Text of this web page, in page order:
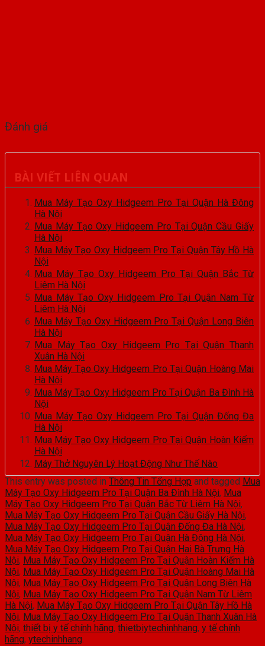
Đánh giá
BÀI VIẾT LIÊN QUAN
Mua Máy Tạo Oxy Hidgeem Pro Tại Quận Hà Đông
Hà Nội
Mua Máy Tạo Oxy Hidgeem Pro Tại Quận Cầu Giấy
Hà Nội
Mua Máy Tạo Oxy Hidgeem Pro Tại Quận Tây Hồ Hà
Nội
Mua Máy Tạo Oxy Hidgeem Pro Tại Quận Bắc Từ
Liêm Hà Nội
Mua Máy Tạo Oxy Hidgeem Pro Tại Quận Nam Từ
Liêm Hà Nội
Mua Máy Tạo Oxy Hidgeem Pro Tại Quận Long Biên
Hà Nội
Mua Máy Tạo Oxy Hidgeem Pro Tại Quận Thanh
Xuân Hà Nội
Mua Máy Tạo Oxy Hidgeem Pro Tại Quận Hoàng Mai
Hà Nội
Mua Máy Tạo Oxy Hidgeem Pro Tại Quận Ba Đình Hà
Nội
Mua Máy Tạo Oxy Hidgeem Pro Tại Quận Đống Đa
Hà Nội
Mua Máy Tạo Oxy Hidgeem Pro Tại Quận Hoàn Kiếm
Hà Nội
Máy Thở Nguyên Lý Hoạt Động Như Thế Nào
This entry was posted in Thông Tin Tổng Hợp and tagged Mua
Máy Tạo Oxy Hidgeem Pro Tại Quận Ba Đình Hà Nội, Mua
Máy Tạo Oxy Hidgeem Pro Tại Quận Bắc Từ Liêm Hà Nội,
Mua Máy Tạo Oxy Hidgeem Pro Tại Quận Cầu Giấy Hà Nội,
Mua Máy Tạo Oxy Hidgeem Pro Tại Quận Đống Đa Hà Nội,
Mua Máy Tạo Oxy Hidgeem Pro Tại Quận Hà Đông Hà Nội,
Mua Máy Tạo Oxy Hidgeem Pro Tại Quận Hai Bà Trưng Hà
Nội, Mua Máy Tạo Oxy Hidgeem Pro Tại Quận Hoàn Kiếm Hà
Nội, Mua Máy Tạo Oxy Hidgeem Pro Tại Quận Hoàng Mai Hà
Nội, Mua Máy Tạo Oxy Hidgeem Pro Tại Quận Long Biên Hà
Nội, Mua Máy Tạo Oxy Hidgeem Pro Tại Quận Nam Từ Liêm
Hà Nội, Mua Máy Tạo Oxy Hidgeem Pro Tại Quận Tây Hồ Hà
Nội, Mua Máy Tạo Oxy Hidgeem Pro Tại Quận Thanh Xuân Hà
Nội, thiết bị y tế chính hãng, thietbiytechinhhang, y tế chính
hãng, ytechinhhang.